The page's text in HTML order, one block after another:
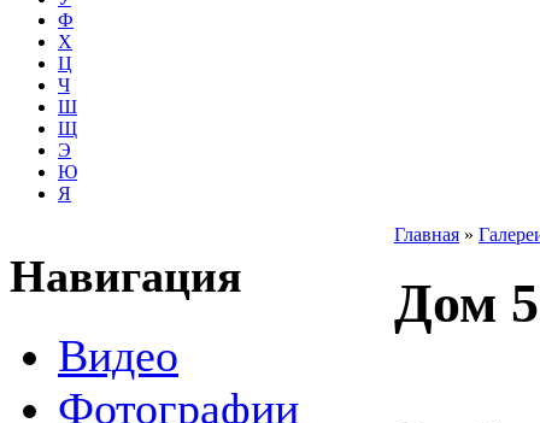
Ф
Х
Ц
Ч
Ш
Щ
Э
Ю
Я
Навигация
Видео
Фотографии
Главная »
Дом